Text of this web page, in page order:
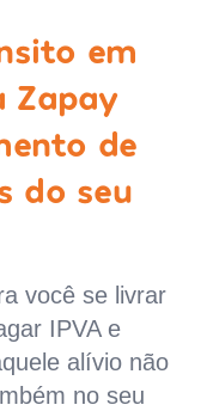
em
Zapay
de
do seu
você se livrar
IPVA e
alívio não
no seu